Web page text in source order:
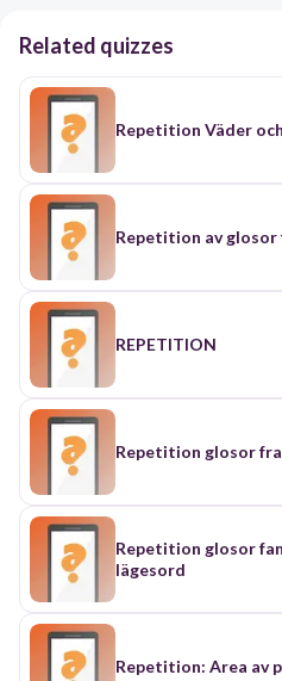
Related quizzes
Repetition Väder
Repetition av glosor
REPETITION
Repetition glosor
Repetition glosor
lägesord
Repetition: Area av